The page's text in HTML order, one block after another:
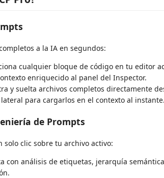
a la IA en segundos:
cualquier bloque de código en tu editor
enriquecido al panel del Inspector.
y suelta archivos completos directamente
para cargarlos en el contexto al instante.
de Prompts
clic sobre tu archivo activo:
con análisis de etiquetas, jerarquía